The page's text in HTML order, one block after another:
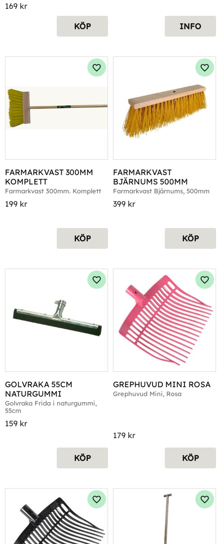
169 kr
KÖP INFO
FARMARKVAST 300MM
KOMPLETT
Farmarkvast 300mm. Komplett
199 kr
Lägg till i favoriter
KÖP
FARMARKVAST
BJÄRNUMS 500MM
Farmarkvast Bjärnums, 500mm
399 kr
KÖP
GOLVRAKA 55CM
NATURGUMMI
Golvraka Frida i naturgummi,
55cm
159 kr
Lägg till i favoriter
KÖP
GREPHUVUD MINI ROSA
Grephuvud Mini, Rosa
179 kr
KÖP
Lägg till i favoriter